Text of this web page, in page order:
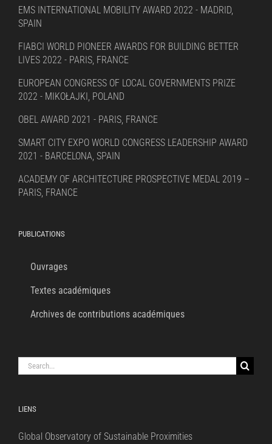
EMS INTERNATIONAL MOBILITY AWARD 2022 - MADRID,
SPAIN
FIABCI WORLD PIONEER AWARDS FOR BUILDING BETTER
LIVES 2022 - PARIS, FRANCE
EUROPEAN CONGRESS OF LOCAL GOVERNMENTS PRIZE
2022 - MIKOŁAJKI, POLAND
OBEL AWARD 2021 - PARIS, FRANCE
SMART CITY EXPO WORLD CONGRESS LEADERSHIP AWARD
2021 - BARCELONA, SPAIN
ACADEMY OF ARCHITECTURE PROSPECTIVE MEDAL 2019 –
PARIS, FRANCE
PUBLICATIONS
Ouvrages
Textes académiques
Archives de contributions académiques
Search
for:
LIENS
Global Observatory of Sustainable Proximities